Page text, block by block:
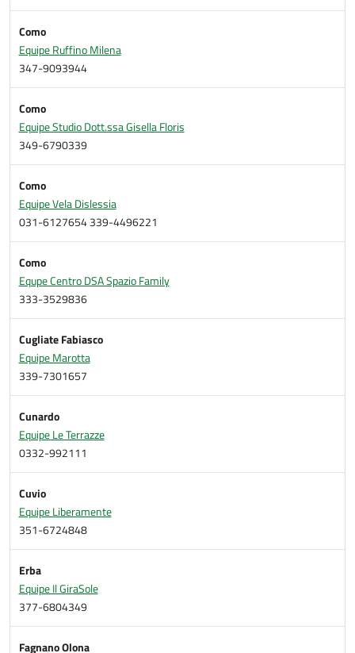
Como
Equipe Ruffino Milena
347-9093944
Como
Equipe Studio Dott.ssa Gisella Floris
349-6790339
Como
Equipe Vela Dislessia
031-6127654 339-4496221
Como
Equpe Centro DSA Spazio Family
333-3529836
Cugliate Fabiasco
Equipe Marotta
339-7301657
Cunardo
Equipe Le Terrazze
0332-992111
Cuvio
Equipe Liberamente
351-6724848
Erba
Equipe Il GiraSole
377-6804349
Fagnano Olona